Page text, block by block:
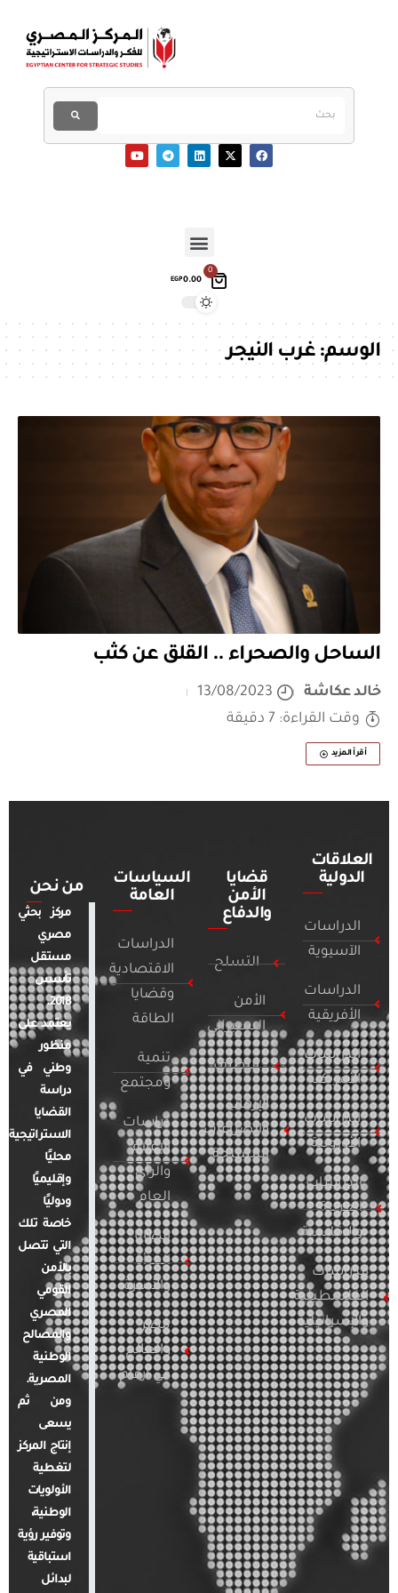
0
EGP0.00
الوسم:غرب النيجر
الساحل والصحراء .. القلق عن كثب
خالد عكاشة
13/08/2023
وقت القراءة: 7 دقيقة
أقرأ المزيد
العلاقات
الدولية
الدراسات
الآسيوية
الدراسات
الأفريقية
الدراسات
الأمريكية
الدراسات
الأوروبية
الدراسات
العربية
والإقليمية
الدراسات
الفلسطينية
والإسرائيلية
قضايا
الأمن
والدفاع
التسلح
الأمن
السيبراني
التطرف
الإرهاب
والصراعات
المسلحة
السياسات
العامة
الدراسات
الاقتصادية
وقضايا
الطاقة
تنمية
ومجتمع
دراسات
الإعلام
والرأي
العام
قضايا
المرأة
والأسرة
مصر
والعالم
في أرقام
من نحن
مركز بحثي
مصري
مستقل
تأسس
2018.
يعتمد على
منظور
وطني في
دراسة
القضايا
الاستراتيجية
محليًا
وإقليميًا
ودوليًا
خاصة تلك
التي تتصل
بالأمن
القومي
المصري
والمصالح
الوطنية
المصرية.
ومن ثم
يسعى
إنتاج المركز
لتغطية
الأولويات
الوطنية،
وتوفير رؤية
استباقية
لبدائل